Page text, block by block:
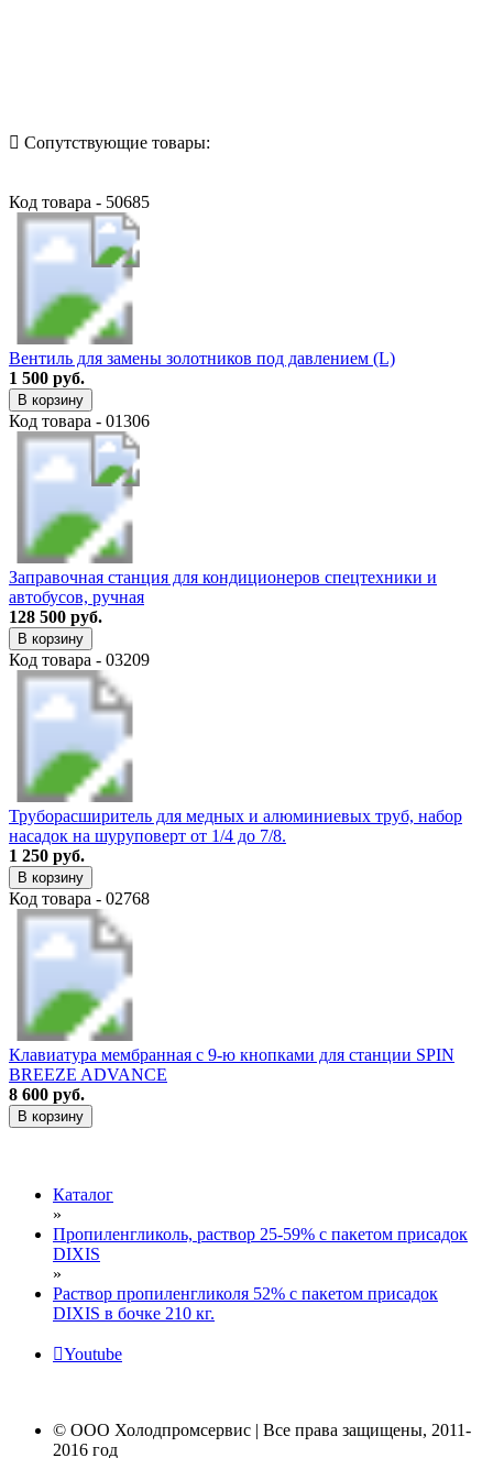
Сопутствующие товары:
Код товара - 50685
Вентиль для замены золотников под давлением (L)
1 500 руб.
В корзину
Код товара - 01306
Заправочная станция для кондиционеров спецтехники и
автобусов, ручная
128 500 руб.
В корзину
Код товара - 03209
Труборасширитель для медных и алюминиевых труб, набор
насадок на шуруповерт от 1/4 до 7/8.
1 250 руб.
В корзину
Код товара - 02768
Клавиатура мембранная с 9-ю кнопками для станции SPIN
BREEZE ADVANCE
8 600 руб.
В корзину
Каталог
»
Пропиленгликоль, раствор 25-59% с пакетом присадок
DIXIS
»
Раствор пропиленгликоля 52% с пакетом присадок
DIXIS в бочке 210 кг.
Youtube
© ООО Холодпромсервис | Все права защищены, 2011-
2016 год